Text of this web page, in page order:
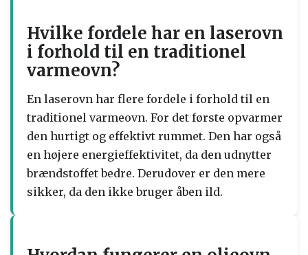
Hvilke fordele har en laserovn
i forhold til en traditionel
varmeovn?
En laserovn har flere fordele i forhold til en
traditionel varmeovn. For det første opvarmer
den hurtigt og effektivt rummet. Den har også
en højere energieffektivitet, da den udnytter
brændstoffet bedre. Derudover er den mere
sikker, da den ikke bruger åben ild.